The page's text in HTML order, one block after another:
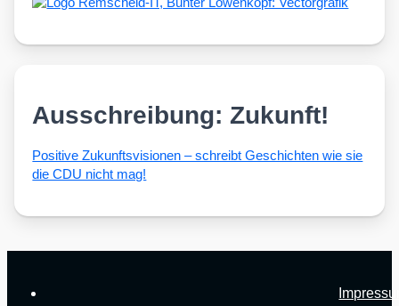
Ausschreibung: Zukunft!
Posi­ti­ve Zukunfts­vi­sio­nen – schreibt Geschich­ten wie sie
die CDU nicht mag!